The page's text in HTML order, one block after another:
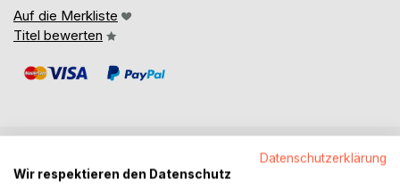
Auf die Merkliste
Titel bewerten
BESCHREIBUNG
Datenschutzerklärung
Wir respektieren den Datenschutz